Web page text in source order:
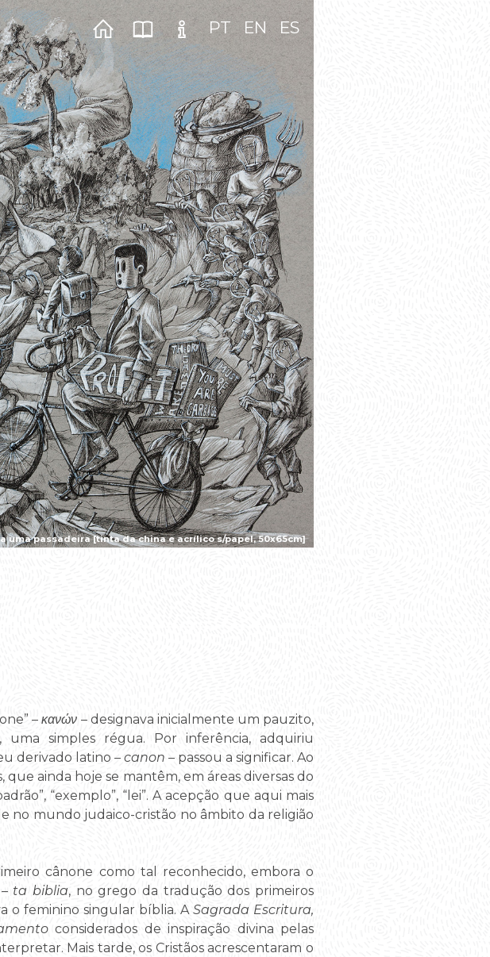
uma passadeira [tinta da china e acrílico s/papel, 50x65cm]
PT EN ES
–κανών – designava inicialmente um pauzito,
simples régua. Por inferência, adquiriu
derivado latino – canon – passou a significar. Ao
que ainda hoje se mantêm, em áreas diversas do
“exemplo”, “lei”. A acepção que aqui mais
no mundo judaico-cristão no âmbito da religião
cânone como tal reconhecido, embora o
ta biblia, no grego da tradução dos primeiros
o feminino singular bíblia. A Sagrada Escritura,
considerados de inspiração divina pelas
Mais tarde, os Cristãos acrescentaram o